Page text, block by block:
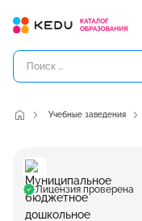
Учебные заведения
Лицензия проверена